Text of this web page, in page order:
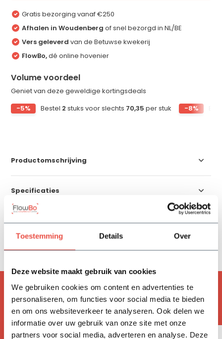
Toestemming Details Over
Deze website maakt gebruik van cookies
We gebruiken cookies om content en advertenties te
personaliseren, om functies voor social media te bieden
en om ons websiteverkeer te analyseren. Ook delen we
informatie over uw gebruik van onze site met onze
partners voor social media, adverteren en analyse. Deze
Gratis bezorging vanaf €250
Afhalen in Woudenberg of snel bezorgd in NL/BE
Vers geleverd van de Betuwse kwekerij
FlowBo,dé online hovenier
Volume voordeel
Geniet van deze geweldige kortingsdeals
-5%
Bestel 2 stuks voor slechts 70,35 per stuk -8%
Productomschrijving
Specificaties
Reviews
Delen
ACCESSOIRES
Handig om mee te bestellen